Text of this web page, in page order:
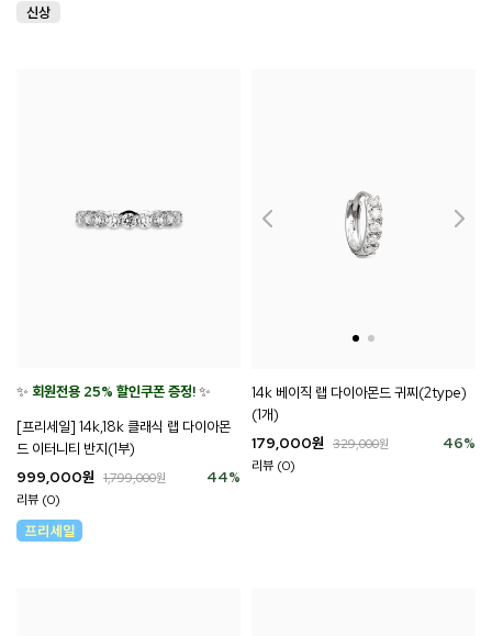
✨ 회원전용 25% 할인쿠폰 증정!✨
[프리세일] 14k,18k 클래식 랩 다이아몬
드 이터니티 반지(1부)
44%
999,000원 1,799,000원
리뷰 (0)
14k 베이직 랩 다이아몬드 귀찌(2type)
(1개)
46%
179,000원 329,000원
리뷰 (0)